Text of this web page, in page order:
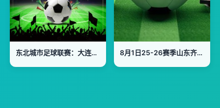
东北城市足球联赛：大连VS鸡西20260801 8月1日25-26赛季山东齐鲁足球超级联赛 济宁港航VS潍坊队